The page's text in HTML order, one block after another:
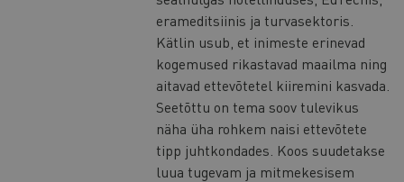
erameditsiinis ja turvasektoris.
Kätlin usub, et inimeste erinevad
kogemused rikastavad maailma ning
aitavad ettevõtetel kiiremini kasvada.
Seetõttu on tema soov tulevikus
näha üha rohkem naisi ettevõtete
tipp juhtkondades. Koos suudetakse
luua tugevam ja mitmekesisem